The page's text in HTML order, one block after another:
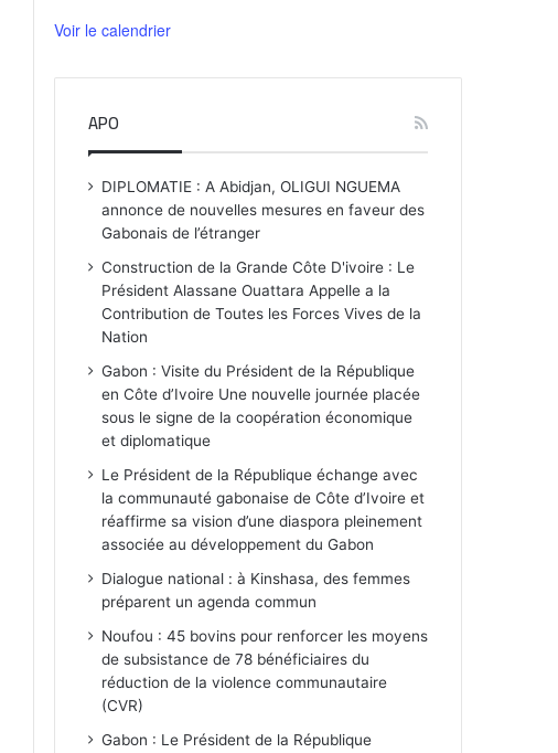
Voir le calendrier
APO
DIPLOMATIE : A Abidjan, OLIGUI NGUEMA
annonce de nouvelles mesures en faveur des
Gabonais de l’étranger
Construction de la Grande Côte D'ivoire : Le
Président Alassane Ouattara Appelle a la
Contribution de Toutes les Forces Vives de la
Nation
Gabon : Visite du Président de la République
en Côte d’Ivoire Une nouvelle journée placée
sous le signe de la coopération économique
et diplomatique
Le Président de la République échange avec
la communauté gabonaise de Côte d’Ivoire et
réaffirme sa vision d’une diaspora pleinement
associée au développement du Gabon
Dialogue national : à Kinshasa, des femmes
préparent un agenda commun
Noufou : 45 bovins pour renforcer les moyens
de subsistance de 78 bénéficiaires du
réduction de la violence communautaire
(CVR)
Gabon : Le Président de la République